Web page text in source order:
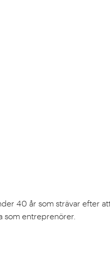
40 år som strävar efter
som entreprenörer.